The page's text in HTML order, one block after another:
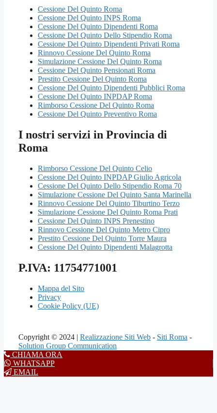
Cessione Del Quinto Roma
Cessione Del Quinto INPS Roma
Cessione Del Quinto Dipendenti Roma
Cessione Del Quinto Dello Stipendio Roma
Cessione Del Quinto Dipendenti Privati Roma
Rinnovo Cessione Del Quinto Roma
Simulazione Cessione Del Quinto Roma
Cessione Del Quinto Pensionati Roma
Prestito Cessione Del Quinto Roma
Cessione Del Quinto Dipendenti Pubblici Roma
Cessione Del Quinto INPDAP Roma
Rimborso Cessione Del Quinto Roma
Cessione Del Quinto Preventivo Roma
I nostri servizi in Provincia di
Roma
Rimborso Cessione Del Quinto Celio
Cessione Del Quinto INPDAP Giulio Agricola
Cessione Del Quinto Dello Stipendio Roma 70
Simulazione Cessione Del Quinto Santa Marinella
Rinnovo Cessione Del Quinto Tiburtino Terzo
Simulazione Cessione Del Quinto Roma Prati
Cessione Del Quinto INPS Prenestino
Rinnovo Cessione Del Quinto Metro Cipro
Prestito Cessione Del Quinto Torre Maura
Cessione Del Quinto Dipendenti Malagrotta
P.IVA: 11754771001
Mappa del Sito
Privacy
Cookie Policy (UE)
Copyright © 2024 | Realizzazione Siti Web - Siti Roma -
Solution Group Communication
CHIAMA ORA
WHATSAPP
EMAIL